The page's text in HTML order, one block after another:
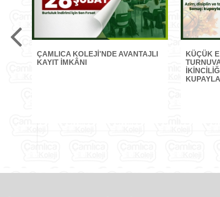
ÇAMLICA KOLEJİ’NDE AVANTAJLI
KAYIT İMKÂNI
KÜÇÜK